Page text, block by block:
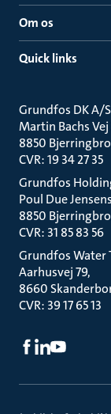
Om os
Quick links
Grundfos DK A/
Martin Bachs Vej
8850 Bjerringbro
CVR: 19 34 27 35
Grundfos
Poul Due
8850 Bjerringbro
CVR: 31 85 83 56
Grundfos Water
Aarhusvej 79
8660
CVR: 39 17 65 13